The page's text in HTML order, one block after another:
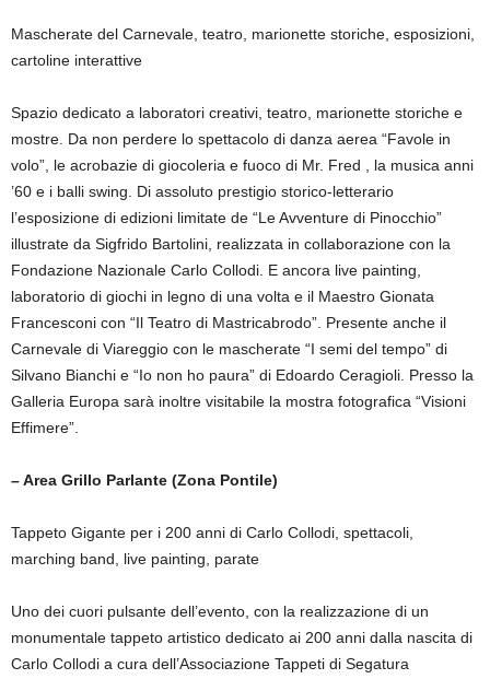
Mascherate del Carnevale, teatro, marionette storiche, esposizioni,
cartoline interattive
Spazio dedicato a laboratori creativi, teatro, marionette storiche e
mostre. Da non perdere lo spettacolo di danza aerea “Favole in
volo”, le acrobazie di giocoleria e fuoco di Mr. Fred , la musica anni
’60 e i balli swing. Di assoluto prestigio storico-letterario
l’esposizione di edizioni limitate de “Le Avventure di Pinocchio”
illustrate da Sigfrido Bartolini, realizzata in collaborazione con la
Fondazione Nazionale Carlo Collodi. E ancora live painting,
laboratorio di giochi in legno di una volta e il Maestro Gionata
Francesconi con “Il Teatro di Mastricabrodo”. Presente anche il
Carnevale di Viareggio con le mascherate “I semi del tempo” di
Silvano Bianchi e “Io non ho paura” di Edoardo Ceragioli. Presso la
Galleria Europa sarà inoltre visitabile la mostra fotografica “Visioni
Effimere”.
– Area Grillo Parlante (Zona Pontile)
Tappeto Gigante per i 200 anni di Carlo Collodi, spettacoli,
marching band, live painting, parate
Uno dei cuori pulsante dell’evento, con la realizzazione di un
monumentale tappeto artistico dedicato ai 200 anni dalla nascita di
Carlo Collodi a cura dell’Associazione Tappeti di Segatura